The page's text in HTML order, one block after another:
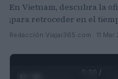
En Vietnam, descubra la
¡para retroceder en el
Redacción Viajar365.com · 11 Mar
0:32 /